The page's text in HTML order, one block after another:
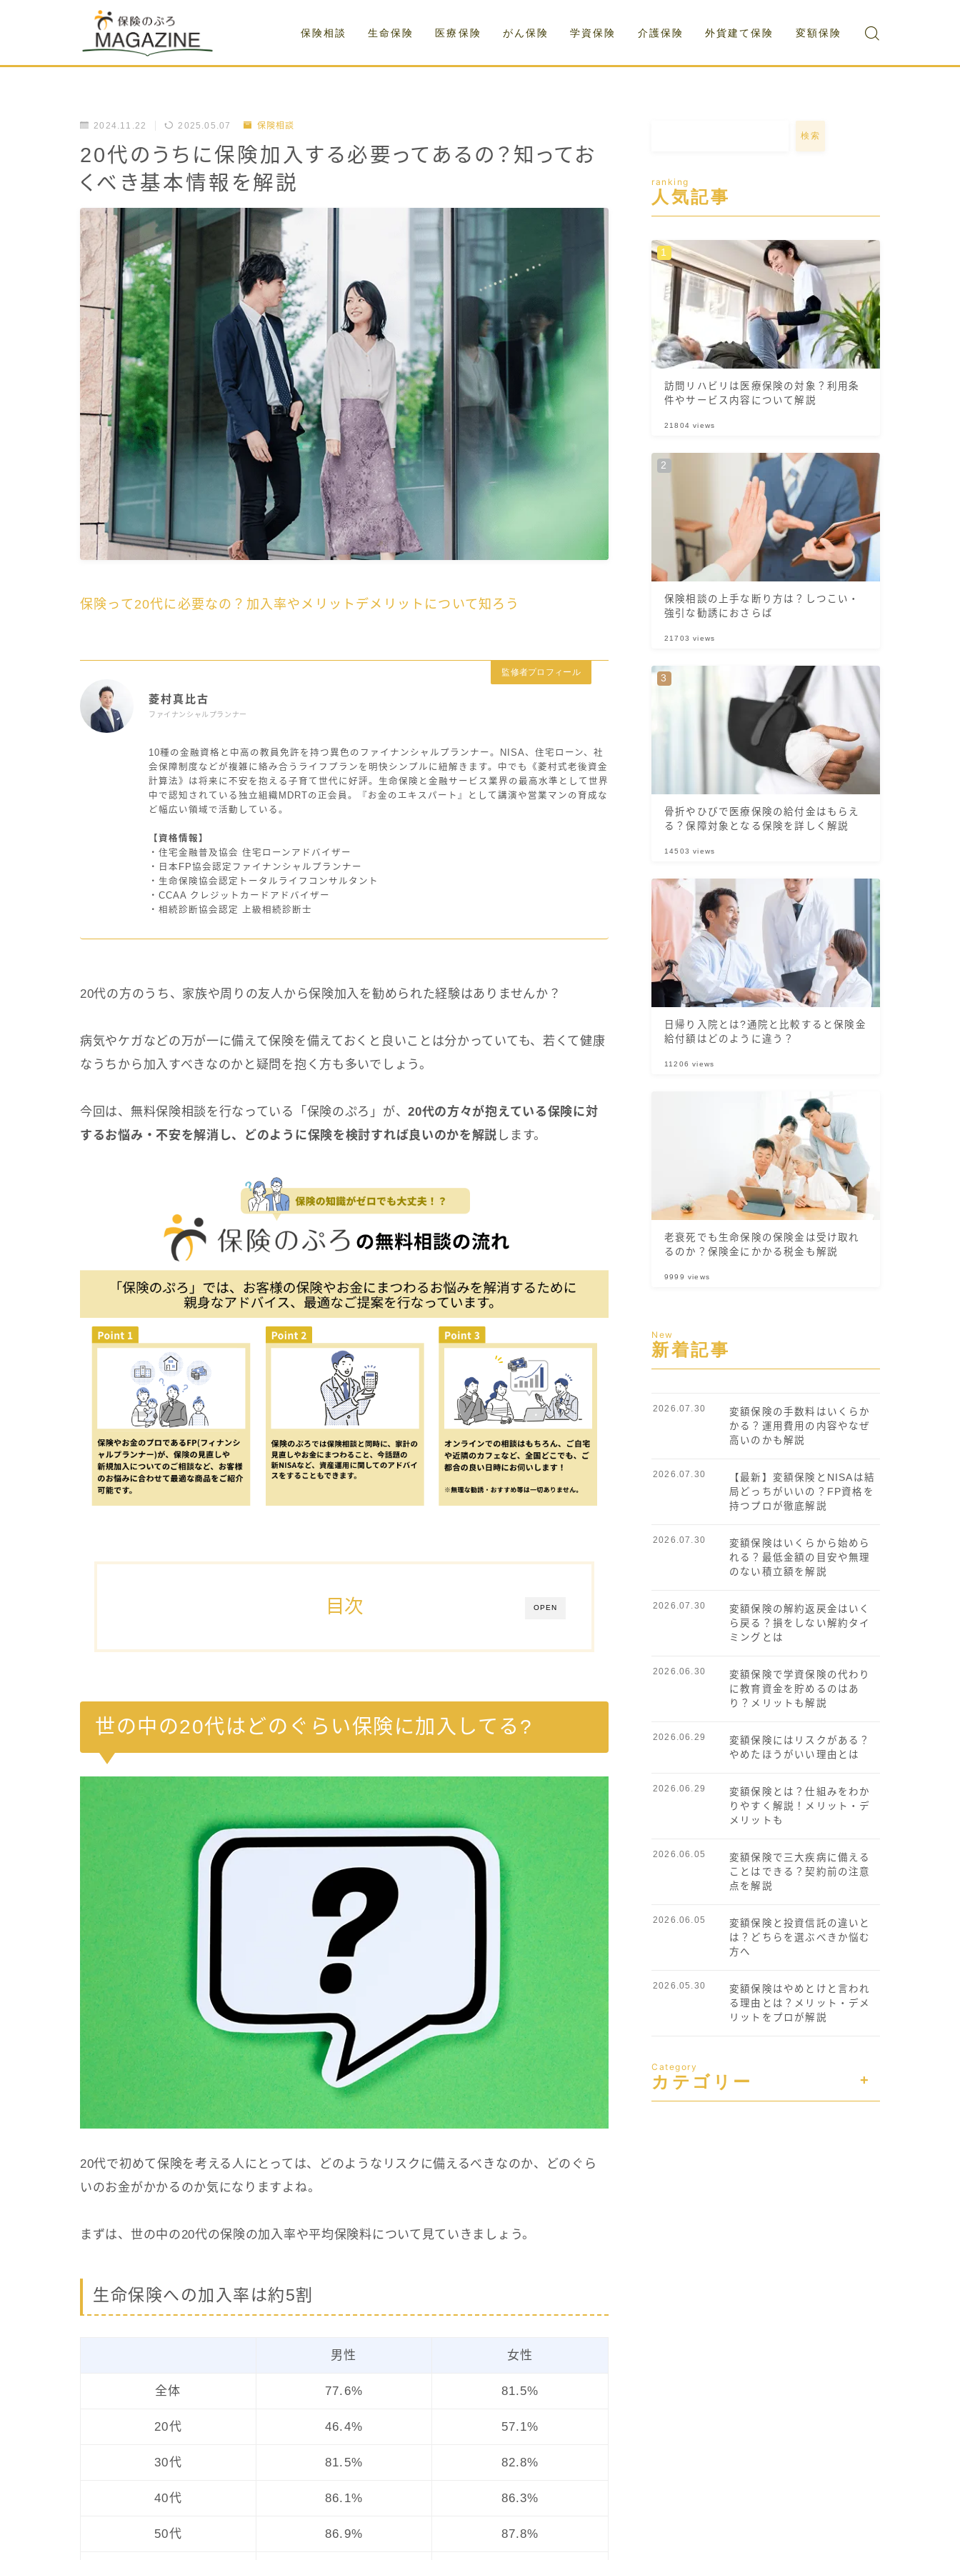
保険相談 生命保険 医療保険 がん保険 学資保険 介護保険 外貨建て保険 変額保険
2024.11.22 2025.05.07 保険相談
20代のうちに保険加入する必要ってあるの？知ってお
くべき基本情報を解説
保険って20代に必要なの？加入率やメリットデメリットについて知ろう
監修者プロフィール
菱村真比古
ファイナンシャルプランナー
10種の金融資格と中高の教員免許を持つ異色のファイナンシャルプランナー。NISA、住宅ローン、社
会保障制度などが複雑に絡み合うライフプランを明快シンプルに紐解きます。中でも《菱村式老後資金
計算法》は将来に不安を抱える子育て世代に好評。生命保険と金融サービス業界の最高水準として世界
中で認知されている独立組織MDRTの正会員。『お金のエキスパート』として講演や営業マンの育成な
ど幅広い領域で活動している。
【資格情報】
・住宅金融普及協会 住宅ローンアドバイザー
・日本FP協会認定ファイナンシャルプランナー
・生命保険協会認定トータルライフコンサルタント
・CCAA クレジットカードアドバイザー
・相続診断協会認定 上級相続診断士
20代の方のうち、家族や周りの友人から保険加入を勧められた経験はありませんか？
病気やケガなどの万が一に備えて保険を備えておくと良いことは分かっていても、若くて健康
なうちから加入すべきなのかと疑問を抱く方も多いでしょう。
今回は、無料保険相談を行なっている「保険のぷろ」が、20代の方々が抱えている保険に対
するお悩み・不安を解消し、どのように保険を検討すれば良いのかを解説 します。
OPEN
目次
世の中の20代はどのぐらい保険に加入してる?
20代で初めて保険を考える人にとっては、どのようなリスクに備えるべきなのか、どのぐら
いのお金がかかるのか気になりますよね。
まずは、世の中の20代の保険の加入率や平均保険料について見ていきましょう。
生命保険への加入率は約5割
男性 女性
全体 77.6% 81.5%
20代 46.4% 57.1%
30代 81.5% 82.8%
40代 86.1% 86.3%
50代 86.9% 87.8%
検索
ranking
人気記事
訪問リハビリは医療保険の対象？利用条
件やサービス内容について解説
21804 views
保険相談の上手な断り方は？しつこい・
強引な勧誘におさらば
21703 views
骨折やひびで医療保険の給付金はもらえ
る？保障対象となる保険を詳しく解説
14503 views
日帰り入院とは?通院と比較すると保険金
給付額はどのように違う？
11206 views
老衰死でも生命保険の保険金は受け取れ
るのか？保険金にかかる税金も解説
9999 views
New
新着記事
変額保険の手数料はいくらか
かる？運用費用の内容やなぜ
高いのかも解説
2026.07.30
【最新】変額保険とNISAは結
局どっちがいいの？FP資格を
持つプロが徹底解説
2026.07.30
変額保険はいくらから始めら
れる？最低金額の目安や無理
のない積立額を解説
2026.07.30
変額保険の解約返戻金はいく
ら戻る？損をしない解約タイ
ミングとは
2026.07.30
変額保険で学資保険の代わり
に教育資金を貯めるのはあ
り？メリットも解説
2026.06.30
変額保険にはリスクがある？
やめたほうがいい理由とは
2026.06.29
変額保険とは？仕組みをわか
りやすく解説！メリット・デ
メリットも
2026.06.29
変額保険で三大疾病に備える
ことはできる？契約前の注意
点を解説
2026.06.05
変額保険と投資信託の違いと
は？どちらを選ぶべきか悩む
方へ
2026.06.05
変額保険はやめとけと言われ
る理由とは？メリット・デメ
リットをプロが解説
2026.05.30
Category
カテゴリー